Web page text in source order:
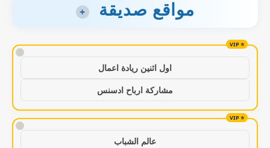
مواقع صديقة +
!
اول اثنين ريادة اعمال
مشاركة ارباح ادسنس
!
عالم الشباب